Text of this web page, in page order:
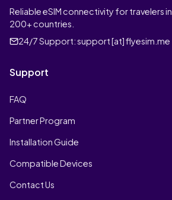
Reliable eSIM connectivity for travelers in
200+ countries.
24/7 Support:support [at] flyesim.me
Support
FAQ
Partner Program
Installation Guide
Compatible Devices
Contact Us